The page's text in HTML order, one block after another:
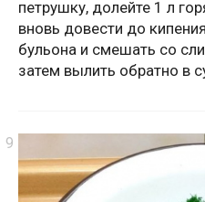
петрушку, долейте 1 л
вновь довести до
бульона и смешать со
затем вылить обратно в